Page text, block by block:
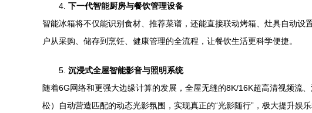
4. 下一代智能厨房与餐饮管理设备
智能冰箱将不仅能识别食材、推荐菜谱，还能直接联动烤箱、灶具自动
户从采购、储存到烹饪、健康管理的全流程，让餐饮生活更科学便捷。
5. 沉浸式全屋智能影音与照明系统
随着6G网络和更强大边缘计算的发展，全屋无缝的8K/16K超高清视频流
松）自动营造匹配的动态光影氛围，实现真正的“光影随行”，极大提升娱乐